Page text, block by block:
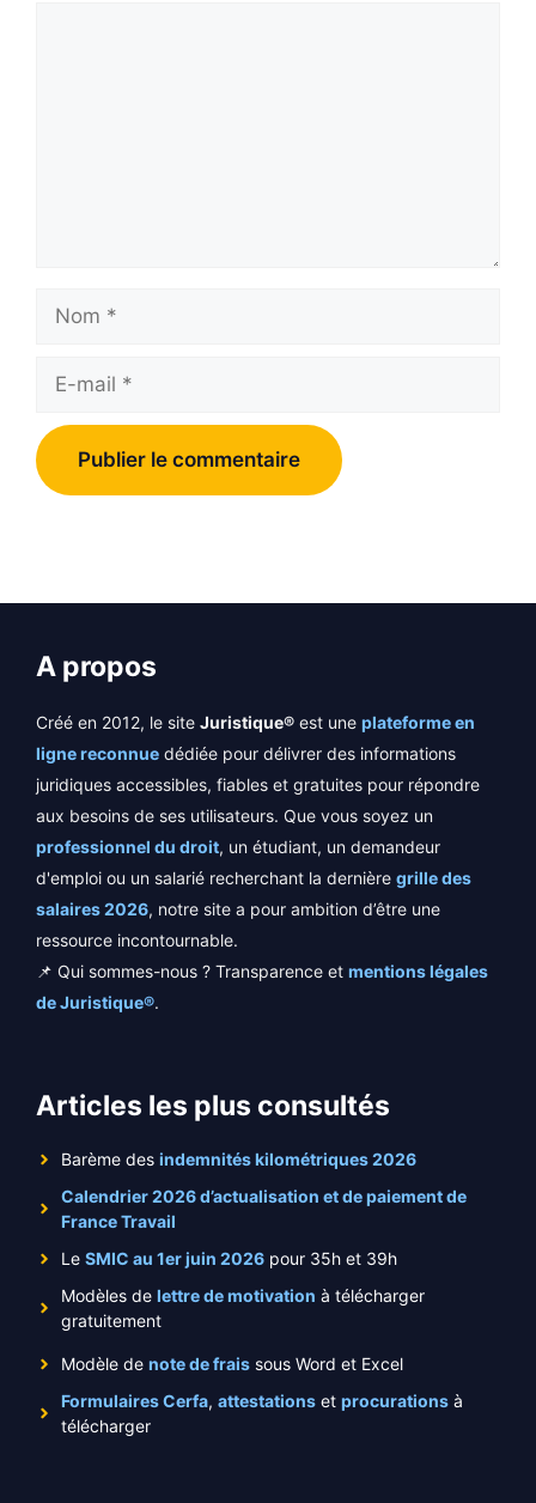
Nom
A propos
Créé en 2012, le site Juristique® est une plateforme en
ligne reconnue dédiée pour délivrer des informations
juridiques accessibles, fiables et gratuites pour répondre
aux besoins de ses utilisateurs. Que vous soyez un
professionnel du droit, un étudiant, un demandeur
d'emploi ou un salarié recherchant la dernière grille des
salaires 2026, notre site a pour ambition d’être une
ressource incontournable.
📌 Qui sommes-nous ? Transparence et mentions légales
de Juristique®.
Articles les plus consultés
Barème des indemnités kilométriques 2026
Calendrier 2026 d’actualisation et de paiement de
France Travail
Le SMIC au 1er juin 2026 pour 35h et 39h
Modèles de lettre de motivation à télécharger
gratuitement
Modèle de note de frais sous Word et Excel
Formulaires Cerfa, attestations et procurations à
télécharger